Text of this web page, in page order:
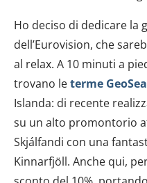
Ho deciso di dedicare la
dell’Eurovision, che
al relax. A 10 minuti a
trovano leterme GeoSea
Islanda: di recente
su un alto promontorio
Skjálfandi con una
Kinnarfjöll. Anche qui,